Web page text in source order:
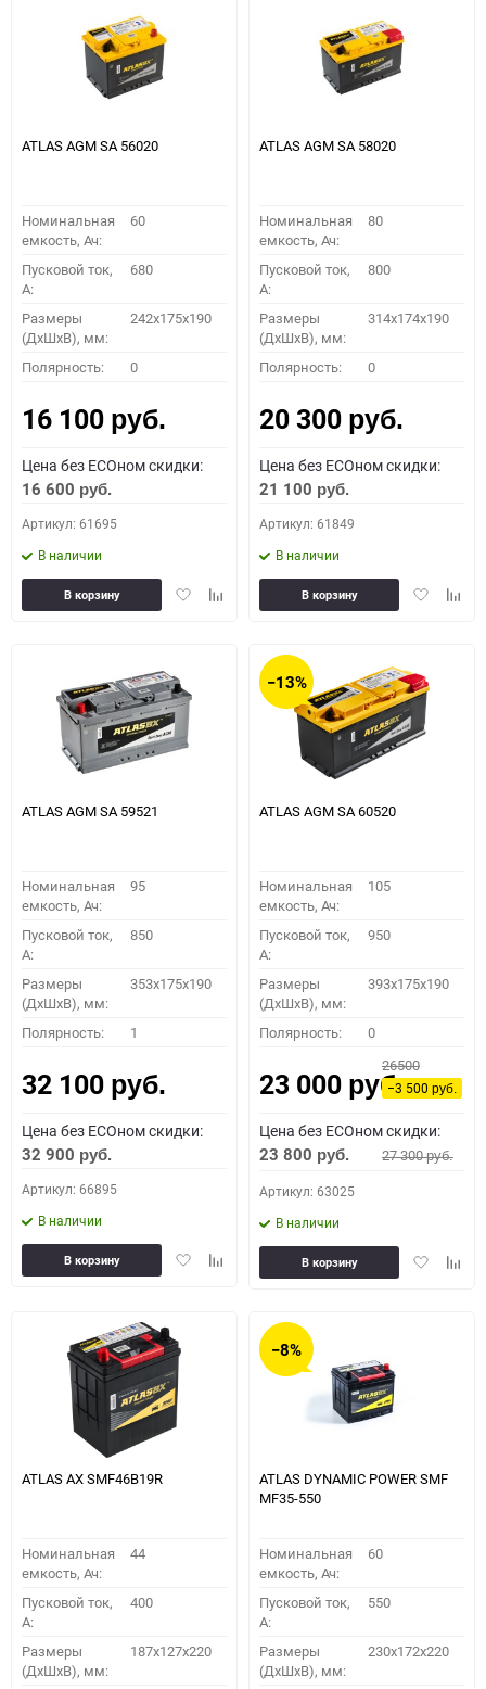
ATLAS AGM SA 56020
Номинальная
емкость, Ач:
60
Пусковой ток,
A:
680
Размеры
(ДхШхВ), мм:
242x175x190
Полярность: 0
16 100 руб.
Цена без ECOном скидки:
16 600 руб.
Артикул: 61695
В наличии
ДобавитьДобавить
В корзину
ATLAS AGM SA 58020
Номинальная
емкость, Ач:
80
Пусковой ток,
A:
800
Размеры
(ДхШхВ), мм:
314x174x190
Полярность: 0
20 300 руб.
Цена без ECOном скидки:
21 100 руб.
Артикул: 61849
В наличии
Добавить
В корзину
ATLAS AGM SA 59521
Номинальная
емкость, Ач:
95
Пусковой ток,
A:
850
Размеры
(ДхШхВ), мм:
353x175x190
Полярность: 1
32 100 руб.
Цена без ECOном скидки:
32 900 руб.
Артикул: 66895
В наличии
ДобавитьДобавить
В корзину
−13%
ATLAS AGM SA 60520
Номинальная
емкость, Ач:
105
Пусковой ток,
A:
950
Размеры
(ДхШхВ), мм:
393x175x190
Полярность: 0
23 000 руб.
26500
−3 500руб.
Цена без ECOном скидки:
23 800 руб. 27 300руб.
Артикул: 63025
В наличии
Добавить
В корзину
ATLAS AX SMF46B19R
Номинальная
емкость, Ач:
44
Пусковой ток,
A:
400
Размеры
(ДхШхВ), мм:
187x127x220
−8%
ATLAS DYNAMIC POWER SMF
MF35-550
Номинальная
емкость, Ач:
60
Пусковой ток,
A:
550
Размеры
(ДхШхВ), мм:
230x172x220